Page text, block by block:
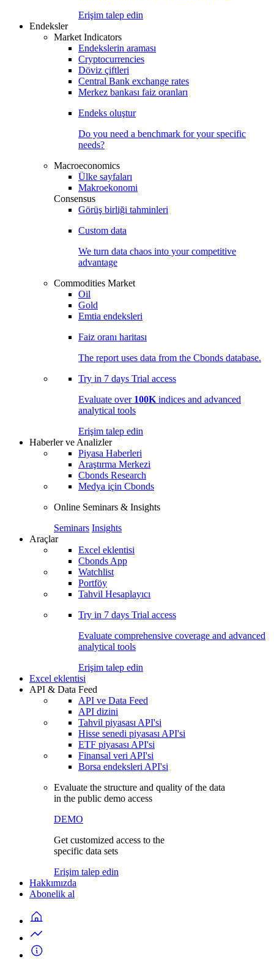
Erişim talep edin
Endeksler
Market Indicators
Endekslerin araması
Cryptocurrencies
Döviz çiftleri
Central Bank exchange rates
Merkez bankası faiz oranları
Endeks oluştur
Do you need a benchmark for your specific
needs?
Macroeconomics
Ülke sayfaları
Makroekonomi
Consensus
Görüş birliği tahminleri
Custom data
We turn data chaos into your competitive
advantage
Commodities Market
Oil
Gold
Emtia endeksleri
Faiz oranı haritası
The report uses data from the Cbonds database.
Try in 7 days Trial access
Evaluate over 100K indices and advanced
analytical tools
Erişim talep edin
Haberler ve Analizler
Piyasa Haberleri
Araştırma Merkezi
Cbonds Research
Medya için Cbonds
Online Seminars & Insights
Seminars Insights
Araçlar
Excel eklentisi
Cbonds App
Watchlist
Portföy
Tahvil Hesaplayıcı
Try in 7 days Trial access
Evaluate comprehensive coverage and advanced
analytical tools
Erişim talep edin
Excel eklentisi
API & Data Feed
API ve Data Feed
API dizini
Tahvil piyasası API'si
Hisse senedi piyasası API'si
ETF piyasası API'si
Finansal veri API'si
Borsa endeksleri API'si
Evaluate the structure and quality of the data
in the public demo access
DEMO
Get customized access to the
specific data sets
Erişim talep edin
Hakkımızda
Abonelik al